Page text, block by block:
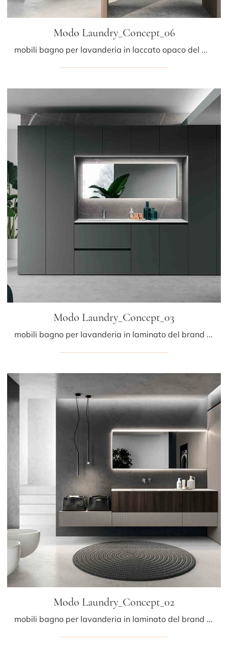
Modo Laundry_Concept_06
mobili bagno per lavanderia in laccato opaco del marchio Altamarea: clicca e scopri l'arredo bagno moderno Modo Laundry_Concept_06 per il bagno di ...
Modo Laundry_Concept_03
mobili bagno per lavanderia in laminato del brand Altamarea: clicca e scopri l'arredo bagno moderno Modo Laundry_Concept_03 per la stanza del ...
Modo Laundry_Concept_02
mobili bagno per lavanderia in laminato del brand Altamarea: clicca e scopri l'arredo bagno moderno Modo Laundry_Concept_02 per il bagno di casa.